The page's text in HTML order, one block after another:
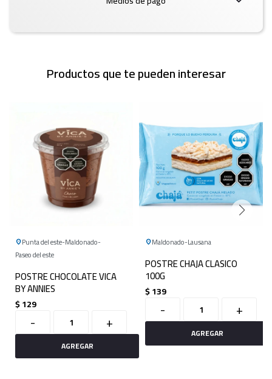
Productos que te pueden interesar
Punta del este Maldonado
Paseo del este
POSTRE CHOCOLATE VICA
BY ANNIES
$129
- +
Maldonado Lausana
POSTRE CHAJA CLASICO
100G
$139
- +